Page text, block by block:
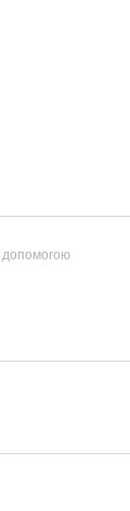
допомогою